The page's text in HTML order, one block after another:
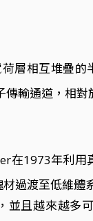
層相互堆疊
傳輸通道，相對
在1973年利用
過渡至低維體
並且越來越多